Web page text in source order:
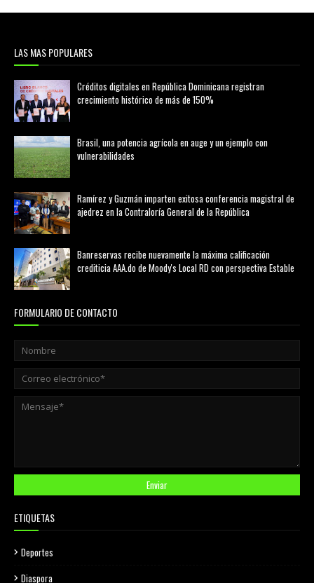
LAS MAS POPULARES
Créditos digitales en República Dominicana registran
crecimiento histórico de más de 150%
Brasil, una potencia agrícola en auge y un ejemplo con
vulnerabilidades
Ramírez y Guzmán imparten exitosa conferencia magistral de
ajedrez en la Contraloría General de la República
Banreservas recibe nuevamente la máxima calificación
crediticia AAA.do de Moody's Local RD con perspectiva Estable
FORMULARIO DE CONTACTO
ETIQUETAS
Deportes
Diaspora